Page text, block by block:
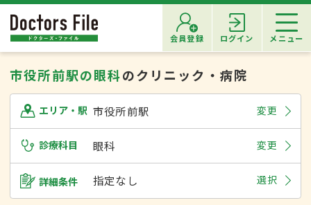
会員登録 ログイン メニュー
市役所前駅の眼科のクリニック・病院
エリア・駅 市役所前駅 変更
診療科目 眼科 変更
詳細条件 指定なし 選択